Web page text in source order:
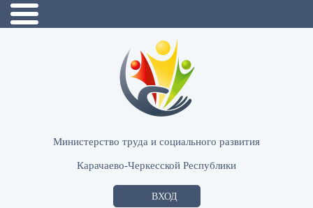
Министерство труда и социального развития
Карачаево-Черкесской Республики
ВХОД